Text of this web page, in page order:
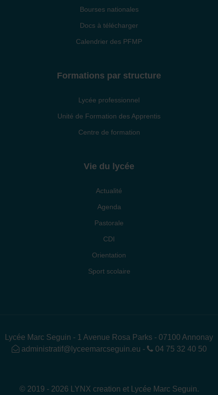
Bourses nationales
Docs à télécharger
Calendrier des PFMP
Formations par structure
Lycée professionnel
Unité de Formation des Apprentis
Centre de formation
Vie du lycée
Actualité
Agenda
Pastorale
CDI
Orientation
Sport scolaire
Lycée Marc Seguin - 1 Avenue Rosa Parks - 07100 Annonay
administratif@lyceemarcseguin.eu - 04 75 32 40 50
© 2019 - 2026 LYNX creation et Lycée Marc Seguin.